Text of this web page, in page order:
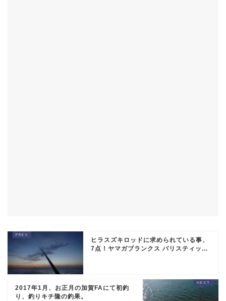
ヒラスズキロッドに求められている事、
7点！ヤマガブランクス バリスティッ...
2017年1月、お正月の加賀FAにて初釣
り、釣りキチ隆の釣果。